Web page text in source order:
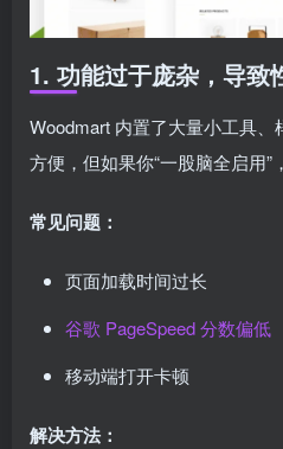
1. 功能过于庞杂，导致
Woodmart 内置了大量小工具
方便，但如果你“一股脑全启用”
常见问题：
页面加载时间过长
谷歌 PageSpeed 分数偏低
移动端打开卡顿
解决方法：